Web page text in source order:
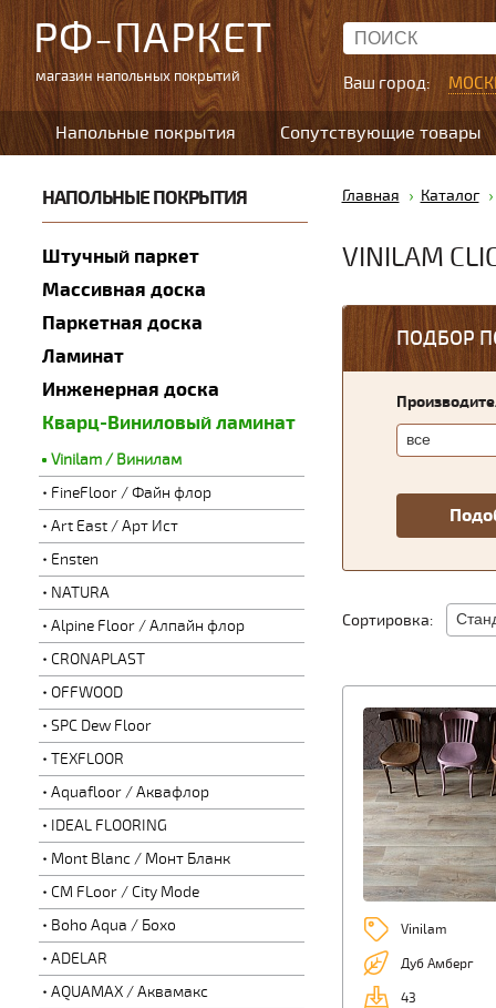
РФ-ПАРКЕТ
магазин напольных покрытий Ваш город:
Напольные покрытия Сопутствующие товары
НАПОЛЬНЫЕ ПОКРЫТИЯ
Штучный паркет
Массивная доска
Паркетная доска
Ламинат
Инженерная доска
Кварц-Виниловый ламинат
Vinilam / Винилам
FineFloor / Файн флор
Art East / Арт Ист
Ensten
NATURA
Alpine Floor / Алпайн флор
CRONAPLAST
OFFWOOD
SPC Dew Floor
TEXFLOOR
Aquafloor / Аквафлор
IDEAL FLOORING
Mont Blanc / Монт Бланк
CM FLoor / City Mode
Boho Aqua / Бохо
ADELAR
AQUAMAX / Аквамакс
Главная Каталог
VINILAM
ПОДБОР
Сортировка:
Vinilam
Дуб Амберг
43